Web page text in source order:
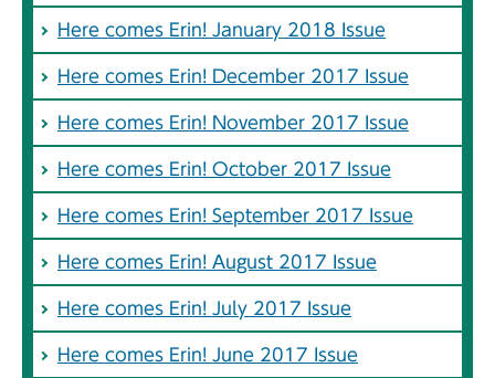
Here comes Erin! January 2018 Issue
Here comes Erin! December 2017 Issue
Here comes Erin! November 2017 Issue
Here comes Erin! October 2017 Issue
Here comes Erin! September 2017 Issue
Here comes Erin! August 2017 Issue
Here comes Erin! July 2017 Issue
Here comes Erin! June 2017 Issue